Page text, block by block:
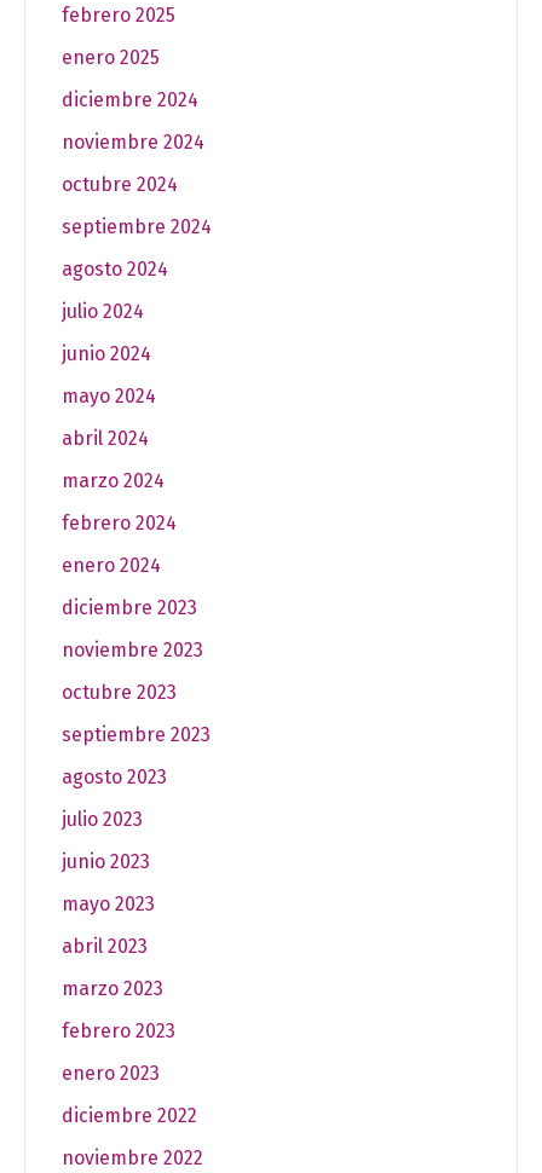
febrero 2025
enero 2025
diciembre 2024
noviembre 2024
octubre 2024
septiembre 2024
agosto 2024
julio 2024
junio 2024
mayo 2024
abril 2024
marzo 2024
febrero 2024
enero 2024
diciembre 2023
noviembre 2023
octubre 2023
septiembre 2023
agosto 2023
julio 2023
junio 2023
mayo 2023
abril 2023
marzo 2023
febrero 2023
enero 2023
diciembre 2022
noviembre 2022